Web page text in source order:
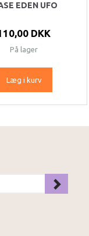
EDEN UFO
DKK
På lager
Læg i kurv